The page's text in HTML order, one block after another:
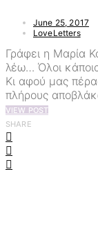
June 25, 2017
LoveLetters
Γράφει η Μαρία
λέω… Όλοι
Κι αφού μας
πλήρους
VIEW POST
SHARE